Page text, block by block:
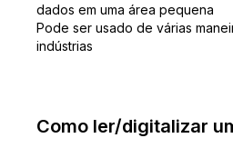
dados em uma área pequena
Pode ser usado de várias
indústrias
Como ler/digitalizar